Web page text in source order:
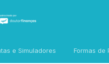
e Simuladores Formas de